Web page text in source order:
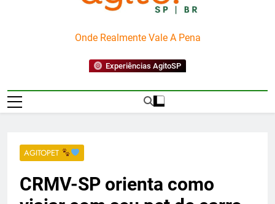
AgitoSP
Onde Realmente Vale A Pena
Experiências AgitoSP
AGITOPET
CRMV-SP orienta como